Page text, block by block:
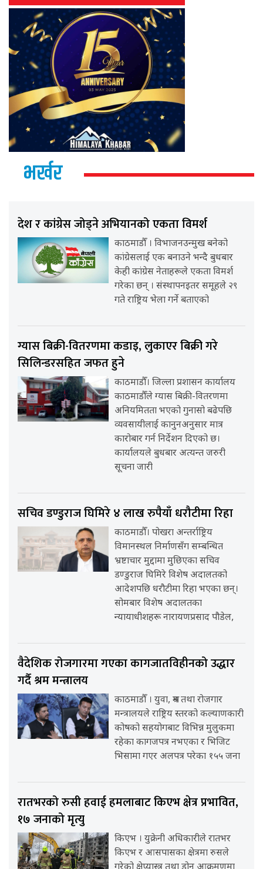
भर्खर
देश र कांग्रेस जोड्ने अभियानको एकता विमर्श
काठमाडौँ । विभाजनउन्मुख बनेको
कांग्रेसलाई एक बनाउने भन्दै बुधबार
केही कांग्रेस नेताहरूले एकता विमर्श
गरेका छन् । संस्थापनइतर समूहले २९
गते राष्ट्रिय भेला गर्ने बताएको
ग्यास बिक्री-वितरणमा कडाइ, लुकाएर बिक्री गरे
सिलिन्डरसहित जफत हुने
काठमाडौँ। जिल्ला प्रशासन कार्यालय
काठमाडौँले ग्यास बिक्री-वितरणमा
अनियमितता भएको गुनासो बढेपछि
व्यवसायीलाई कानुनअनुसार मात्र
कारोबार गर्न निर्देशन दिएको छ।
कार्यालयले बुधबार अत्यन्त जरुरी
सूचना जारी
सचिव डण्डुराज घिमिरे ४ लाख रुपैयाँ धरौटीमा रिहा
काठमाडौँ। पोखरा अन्तर्राष्ट्रिय
विमानस्थल निर्माणसँग सम्बन्धित
भ्रष्टाचार मुद्दामा मुछिएका सचिव
डण्डुराज घिमिरे विशेष अदालतको
आदेशपछि धरौटीमा रिहा भएका छन्।
सोमबार विशेष अदालतका
न्यायाधीशहरू नारायणप्रसाद पौडेल,
वैदेशिक रोजगारमा गएका कागजातविहीनको उद्धार
गर्दै श्रम मन्त्रालय
काठमाडौँ । युवा, श्रम तथा रोजगार
मन्त्रालयले राष्ट्रिय स्तरको कल्याणकारी
कोषको सहयोगबाट विभिन्न मुलुकमा
रहेका कागजपत्र नभएका र भिजिट
भिसामा गएर अलपत्र परेका १५५ जना
रातभरको रुसी हवाई हमलाबाट किएभ क्षेत्र प्रभावित,
१७ जनाको मृत्यु
किएभ । युक्रेनी अधिकारीले रातभर
किएभ र आसपासका क्षेत्रमा रुसले